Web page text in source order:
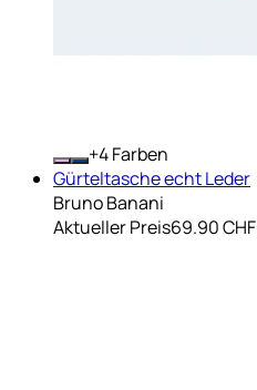
+ Farben
Gürteltasche echt Leder
Bruno Banani
Aktueller Preis69.90 CHF